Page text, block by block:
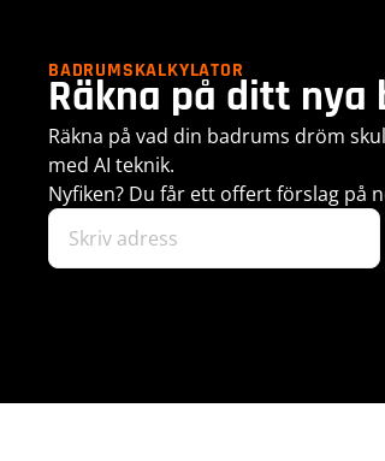
BADRUMSKALKYLATOR
Räkna på ditt nya
Räkna på vad din badrums dröm
med AI teknik.
Nyfiken? Du får ett offert förslag på